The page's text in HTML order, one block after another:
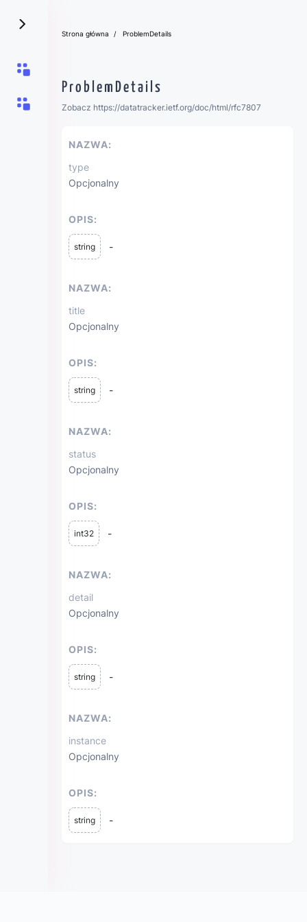
Strona główna ProblemDetails
ProblemDetails
Zobacz https://datatracker.ietf.org/doc/html/rfc7807
NAZWA:
type
Opcjonalny
OPIS:
string -
NAZWA:
title
Opcjonalny
OPIS:
string -
NAZWA:
status
Opcjonalny
OPIS:
int32 -
NAZWA:
detail
Opcjonalny
OPIS:
string -
NAZWA:
instance
Opcjonalny
OPIS:
string -